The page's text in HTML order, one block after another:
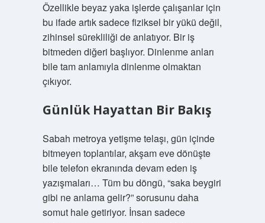
Özellikle beyaz yaka işlerde çalışanlar için
bu ifade artık sadece fiziksel bir yükü değil,
zihinsel sürekliliği de anlatıyor. Bir iş
bitmeden diğeri başlıyor. Dinlenme anları
bile tam anlamıyla dinlenme olmaktan
çıkıyor.
Günlük Hayattan Bir Bakış
Sabah metroya yetişme telaşı, gün içinde
bitmeyen toplantılar, akşam eve dönüşte
bile telefon ekranında devam eden iş
yazışmaları… Tüm bu döngü, “saka beygiri
gibi ne anlama gelir?” sorusunu daha
somut hale getiriyor. İnsan sadece